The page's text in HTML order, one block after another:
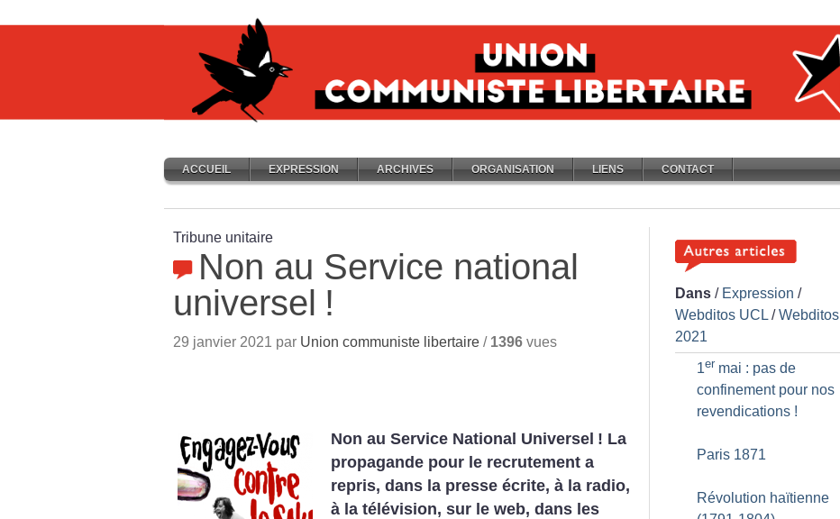
ACCUEIL EXPRESSION ARCHIVES ORGANISATION LIENS CONTACT
Tribune unitaire
Non au Service national
universel !
29 janvier 2021 par Union communiste libertaire / 1396 vues
Non au Service National Universel ! La
propagande pour le recrutement a
repris, dans la presse écrite, à la radio,
à la télévision, sur le web, dans les
Dans / Expression /
Webditos UCL /Webditos
2021
1er mai : pas de
confinement pour nos
revendications !
Paris 1871
Révolution haïtienne